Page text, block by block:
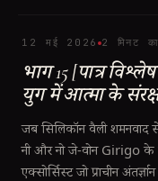
12 मई 2026 2 मिनट
भाग 15 [पात्र
युग में आत्मा के
जब सिलिकॉन वैली शमनवाद
नी और नो जे-वोन Girigo
एक्सोर्सिस्ट जो प्राचीन